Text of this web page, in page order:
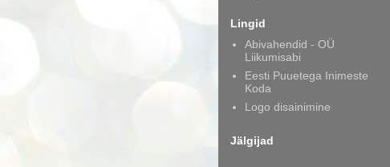
Lingid
Abivahendid - OÜ
Liikumisabi
Eesti Puuetega Inimeste
Koda
Logo disainimine
Jälgijad